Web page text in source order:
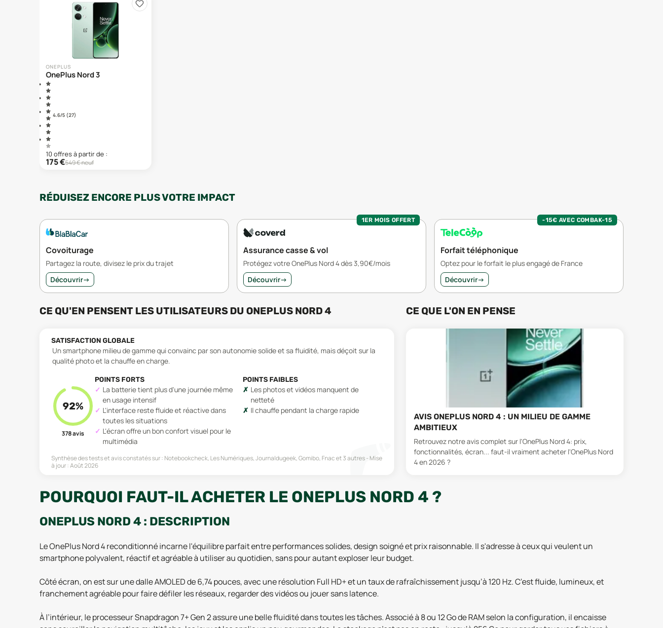
ONEPLUS
OnePlus Nord 3
4.6/5 (27)
10 offresà partir de :
175€549€ neuf
RÉDUISEZ ENCORE PLUS VOTRE IMPACT
Covoiturage
Partagez la route, divisez le prix du trajet
Découvrir→
1ER MOIS OFFERT
Assurance casse & vol
Protégez votre OnePlus Nord 4 dès 3,90€/mois
Découvrir→
-15€ AVEC COMBAK-15
Forfait téléphonique
Optez pour le forfait le plus engagé de France
Découvrir→
CE QU'EN PENSENT LES UTILISATEURS DU ONEPLUS NORD 4
SATISFACTION GLOBALE
Un smartphone milieu de gamme qui convainc par son autonomie solide et sa fluidité, mais déçoit sur la
qualité photo et la chauffe en charge.
92%
378avis
POINTS FORTS
La batterie tient plus d'une journée même
en usage intensif
L'interface reste fluide et réactive dans
toutes les situations
L'écran offre un bon confort visuel pour le
multimédia
POINTS FAIBLES
Les photos et vidéos manquent de
netteté
Il chauffe pendant la charge rapide
Synthèse des tests et avis constatés sur : Notebookcheck, Les Numériques, Journaldugeek, Gomibo, Fnacet 3 autres Mise
à jour :Août 2026
CE QUE L'ON EN PENSE
AVIS ONEPLUS NORD 4 : UN MILIEU DE GAMME
AMBITIEUX
Retrouvez notre avis complet sur l'OnePlus Nord 4: prix,
fonctionnalités, écran... faut-il vraiment acheter l'OnePlus Nord
4 en 2026 ?
POURQUOI FAUT-IL ACHETER LE ONEPLUS NORD 4 ?
ONEPLUS NORD 4 : DESCRIPTION
Le OnePlus Nord 4 reconditionné incarne l'équilibre parfait entre performances solides, design soigné et prix raisonnable. Il s'adresse à ceux qui veulent un
smartphone polyvalent, réactif et agréable à utiliser au quotidien, sans pour autant exploser leur budget.
Côté écran, on est sur une dalle AMOLED de 6,74 pouces, avec une résolution Full HD+ et un taux de rafraîchissement jusqu’à 120 Hz. C’est fluide, lumineux, et
franchement agréable pour faire défiler les réseaux, regarder des vidéos ou jouer sans latence.
À l’intérieur, le processeur Snapdragon 7+ Gen 2 assure une belle fluidité dans toutes les tâches. Associé à 8 ou 12 Go de RAM selon la configuration, il encaisse